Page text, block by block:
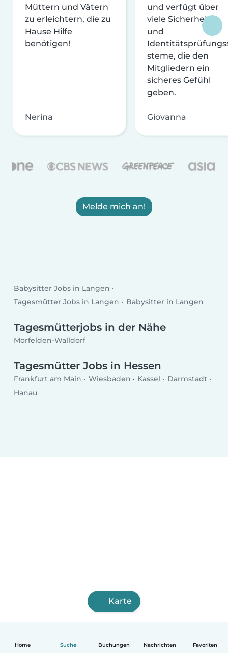
Home Suche Buchungen Nachrichten Favoriten
Müttern und Vätern
zu erleichtern, die zu
Hause Hilfe
benötigen!
Nerina
und verfügt über
viele Sicherheits-
und
steme, die den
Mitgliedern ein
sicheres Gefühl
geben.
Giovanna
Melde mich an!
Babysitter Jobs in Langen
Tagesmütter Jobs in Langen
Babysitter in Langen
Tagesmütterjobs in der Nähe
Mörfelden-Walldorf
Tagesmütter Jobs in Hessen
Frankfurt am Main Wiesbaden Kassel
Darmstadt
Hanau
Karte